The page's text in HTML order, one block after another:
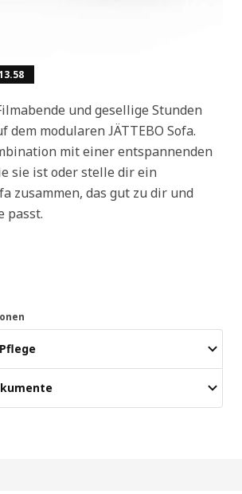
und gesellige Stunden
dem modularen JÄTTEBO Sofa.
mit einer entspannenden
sie ist oder stelle dir ein
zusammen, das gut zu dir und
passt.